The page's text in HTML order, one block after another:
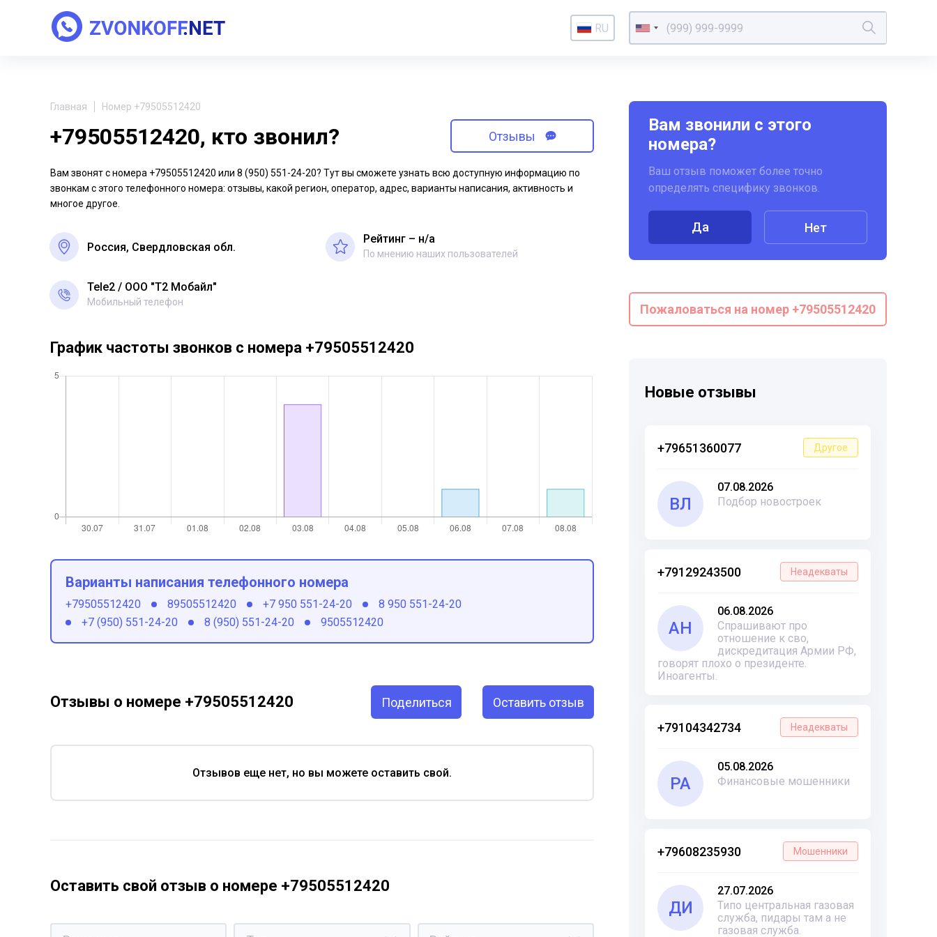
RU
Главная Номер +79505512420
+79505512420, кто звонил? Отзывы
Вам звонят с номера +79505512420 или 8 (950) 551-24-20? Тут вы сможете узнать всю доступную информацию по
звонкам с этого телефонного номера: отзывы, какой регион, оператор, адрес, варианты написания, активность и
многое другое.
Россия, Свердловская обл.
Рейтинг – н/a
По мнению наших пользователей
Tele2 ООО "Т2 Мобайл"
Мобильный телефон
Вам звонили с этого
номера?
Ваш отзыв поможет более точно
определять специфику звонков.
Да Нет
Пожаловаться на номер +79505512420
Новые отзывы
+79651360077 Другое
ВЛ
07.08.2026
Подбор новостроек
+79129243500 Неадекваты
АН
06.08.2026
Спрашивают про
отношение к сво,
дискредитация Армии РФ,
говорят плохо о президенте.
Иноагенты.
+79104342734 Неадекваты
РА
05.08.2026
Финансовые мошенники
+79608235930 Мошенники
ДИ
27.07.2026
Типо центральная газовая
служба, пидары там а не
газовая служба.
График частоты звонков с номера +79505512420
Варианты написания телефонного номера
+79505512420 89505512420 +7 950 551-24-20
8 950 551-24-20
+7 (950) 551-24-20
8 (950) 551-24-20 9505512420
Отзывы о номере +79505512420 Поделиться Оставить отзыв
Отзывов еще нет, но вы можете оставить свой.
Оставить свой отзыв о номере +79505512420